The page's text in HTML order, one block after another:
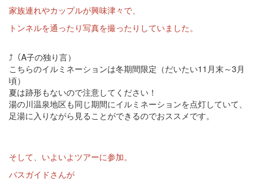
家族連れやカップルが興味津々で、
トンネルを通ったり写真を撮ったりしていました。
⤴（A子の独り言）
こちらのイルミネーションは冬期間限定（だいたい11 月末～3月
頃）
夏は跡形もないので注意してください！
湯の川温泉地区も同じ期間にイルミネーションを点灯していて、
足湯に入りながら見ることができるのでおススメです。
そして、いよいよツアーに参加。
バスガイドさんが